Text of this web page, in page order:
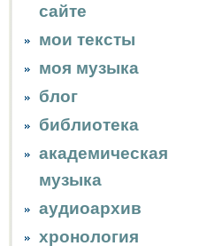
сайте
мои тексты
моя музыка
блог
библиотека
академическая
музыка
аудиоархив
хронология